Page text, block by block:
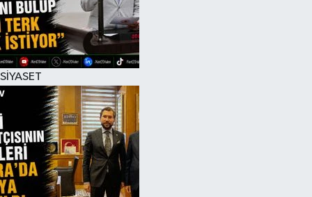
SİYASET